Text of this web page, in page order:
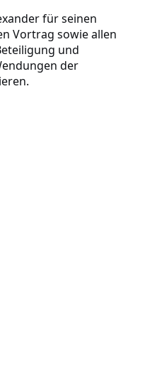
für seinen
Vortrag sowie allen
und
der